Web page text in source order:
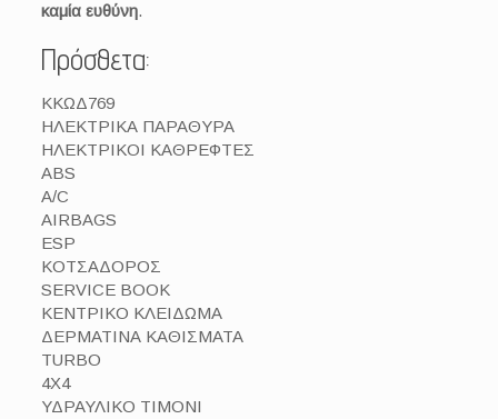
καμία ευθύνη.
Πρόσθετα:
KΚΩΔ769
ΗΛΕΚΤΡΙΚΑ ΠΑΡΑΘΥΡΑ
ΗΛΕΚΤΡΙΚΟΙ ΚΑΘΡΕΦΤΕΣ
ABS
A/C
AIRBAGS
ESP
ΚΟΤΣΑΔΟΡΟΣ
SERVICE BOOK
ΚΕΝΤΡΙΚΟ ΚΛΕΙΔΩΜΑ
ΔΕΡΜΑΤΙΝΑ ΚΑΘΙΣΜΑΤΑ
TURBO
4X4
ΥΔΡΑΥΛΙΚΟ ΤΙΜΟΝΙ